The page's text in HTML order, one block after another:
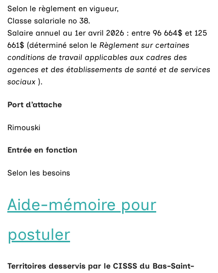
Selon le règlement en vigueur,
Classe salariale no 38.
Salaire annuel au 1er avril 2026 : entre 96 664$ et 125
661$ (déterminé selon le Règlement sur certaines
conditions de travail applicables aux cadres des
agences et des établissements de santé et de services
sociaux ).
Port d’attache
Rimouski
Entrée en fonction
Selon les besoins
Aide-mémoire pour
postuler
Territoires desservis par le CISSS du Bas-Saint-